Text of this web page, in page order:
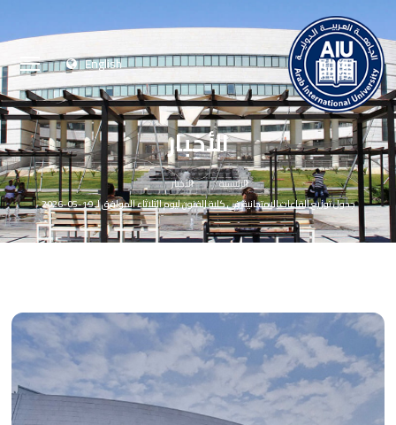
English
الأخبار
الرئيسية
الأخبار
جدول توزيع القاعات الامتحانية في كلية الفنون ليوم الثلاثاء الموافق لـ 19-05-2026